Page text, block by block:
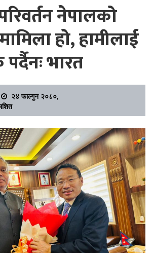
नेपालको
हो, हामीलाई
भारत
२४ फाल्गुन २०८०,